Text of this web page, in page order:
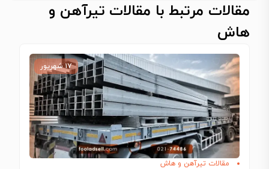
مقالات مرتبط با مقالات تیرآهن و
هاش
۱۷ شهریور
مقالات تیرآهن و هاش